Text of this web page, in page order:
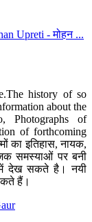
Upreti - मोहन ...
history of so
about the
Photographs of
of forthcoming
का इतिहास, नायक,
समस्याओं पर बनी
में देख सकते है। नयी
हैं।